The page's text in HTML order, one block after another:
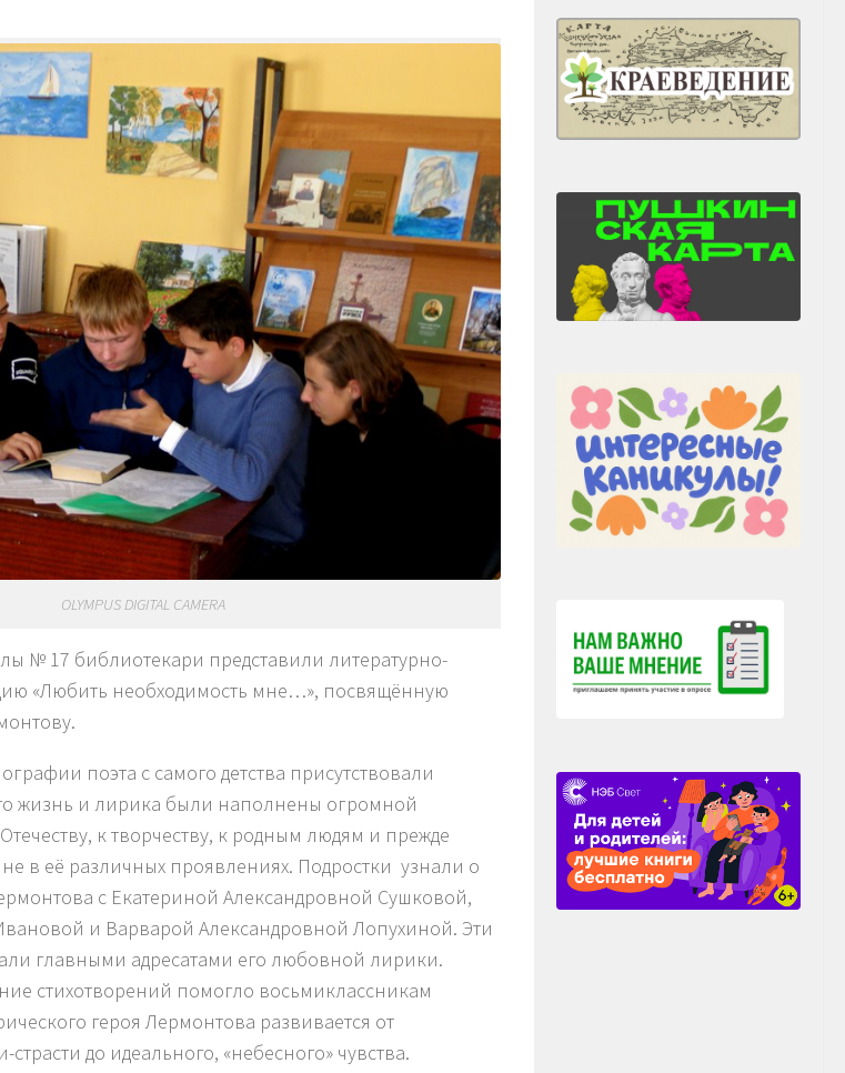
OLYMPUS DIGITAL CAMERA
№ 17 библиотекари представили литературно-
«Любить необходимость мне…», посвящённую
поэта с самого детства присутствовали
жизнь и лирика были наполнены огромной
к творчеству, к родным людям и прежде
в её различных проявлениях. Подростки узнали о
с Екатериной Александровной Сушковой,
и Варварой Александровной Лопухиной. Эти
главными адресатами его любовной лирики.
стихотворений помогло восьмиклассникам
героя Лермонтова развивается от
до идеального, «небесного» чувства.